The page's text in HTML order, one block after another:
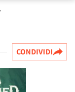
CONDIVIDI